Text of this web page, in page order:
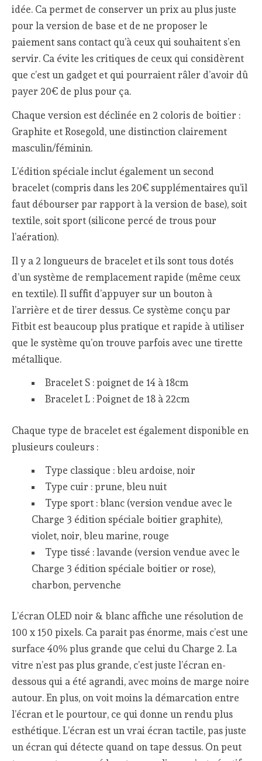
idée. Ca permet de conserver un prix au plus juste
pour la version de base et de ne proposer le
paiement sans contact qu’à ceux qui souhaitent s’en
servir. Ca évite les critiques de ceux qui considèrent
que c’est un gadget et qui pourraient râler d’avoir dû
payer 20€ de plus pour ça.
Chaque version est déclinée en 2 coloris de boitier :
Graphite et Rosegold, une distinction clairement
masculin/féminin.
L’édition spéciale inclut également un second
bracelet (compris dans les 20€ supplémentaires qu’il
faut débourser par rapport à la version de base), soit
textile, soit sport (silicone percé de trous pour
l’aération).
Il y a 2 longueurs de bracelet et ils sont tous dotés
d’un système de remplacement rapide (même ceux
en textile). Il suffit d’appuyer sur un bouton à
l’arrière et de tirer dessus. Ce système conçu par
Fitbit est beaucoup plus pratique et rapide à utiliser
que le système qu’on trouve parfois avec une tirette
métallique.
Bracelet S : poignet de 14 à 18cm
Bracelet L : Poignet de 18 à 22cm
Chaque type de bracelet est également disponible en
plusieurs couleurs :
Type classique : bleu ardoise, noir
Type cuir : prune, bleu nuit
Type sport : blanc (version vendue avec le
Charge 3 édition spéciale boitier graphite),
violet, noir, bleu marine, rouge
Type tissé : lavande (version vendue avec le
Charge 3 édition spéciale boitier or rose),
charbon, pervenche
L’écran OLED noir & blanc affiche une résolution de
100 x 150 pixels. Ca parait pas énorme, mais c’est une
surface 40% plus grande que celui du Charge 2. La
vitre n’est pas plus grande, c’est juste l’écran en-
dessous qui a été agrandi, avec moins de marge noire
autour. En plus, on voit moins la démarcation entre
l’écran et le pourtour, ce qui donne un rendu plus
esthétique. L’écran est un vrai écran tactile, pas juste
un écran qui détecte quand on tape dessus. On peut